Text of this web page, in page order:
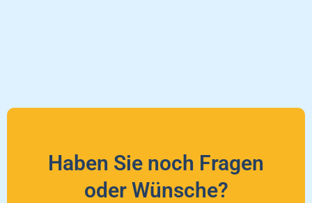
Haben Sie noch Fragen
oder Wünsche?